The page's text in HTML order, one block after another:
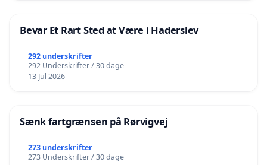
Bevar Et Rart Sted at Være i Haderslev
292 underskrifter
292 Underskrifter / 30 dage
13 Jul 2026
Sænk fartgrænsen på Rørvigvej
273 underskrifter
273 Underskrifter / 30 dage